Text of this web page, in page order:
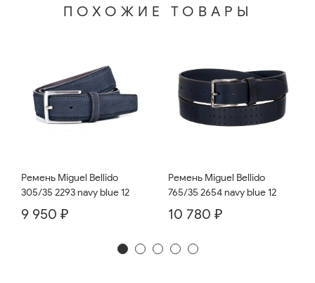
ПОХОЖИЕ ТОВАРЫ
Ремень Miguel Bellido
305/35 2293 navy blue 12
9 950 ₽
Ремень Miguel Bellido
765/35 2654 navy blue 12
10 780 ₽